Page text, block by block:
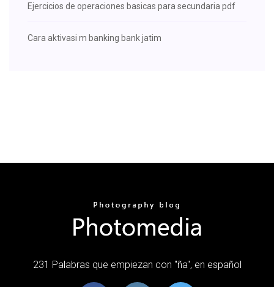
Ejercicios de operaciones basicas para secundaria pdf
Cara aktivasi m banking bank jatim
231 Palabras que empiezan con "ña", en español